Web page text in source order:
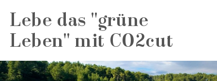
Lebe das "grüne
Leben" mit CO2cut